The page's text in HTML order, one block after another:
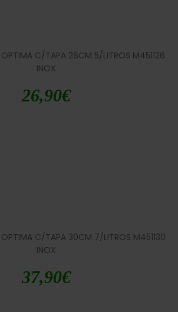
C/TAPA 26CM 5/LITROS M451126
INOX
26,90€
C/TAPA 30CM 7/LITROS M451130
INOX
37,90€